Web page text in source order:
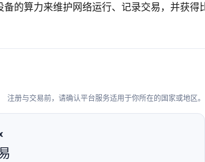
的算力来维护网络运行、记录交易，并获得
注册与交易前，请确认平台服务适用于你所在的国家或地区。